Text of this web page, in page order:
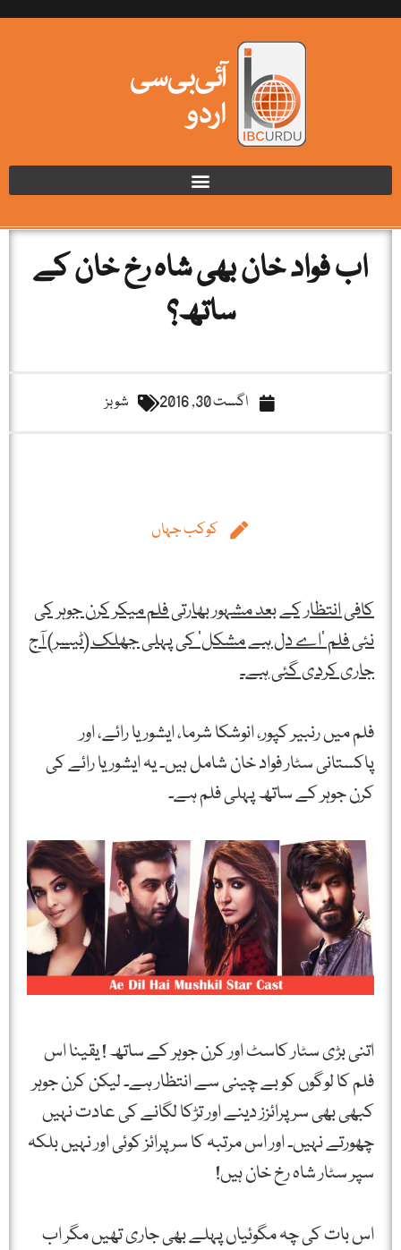
اب فواد خان بھی شاہ رخ خان کے
ساتھ؟
اگست 30, 2016 شوبز
کوکب جہاں
کافی انتظار کے بعد مشہور بھارتی فلم میکر کرن جوہر کی
نئی فلم ’اے دل ہے مشکل‘ کی پہلی جھلک (ٹیسر) آج
جاری کردی گئی ہے۔
فلم میں رنبیر کپور، انوشکا شرما، ایشوریا رائے، اور
پاکستانی سٹار فواد خان شامل ہیں۔ یہ ایشوریا رائے کی
کرن جوہر کے ساتھ پہلی فلم ہے۔
اتنی بڑی سٹار کاسٹ اور کرن جوہر کے ساتھ ! یقینا اس
فلم کا لوگوں کو بے چینی سے انتظار ہے۔ لیکن کرن جوہر
کبھی بھی سرپرائزز دینے اور تڑکا لگانے کی عادت نہیں
چھورتے نہیں۔ اور اس مرتبہ کا سرپرائز کوئی اور نہیں بلکہ
سپر سٹار شاہ رخ خان ہیں!
اس بات کی چہ مگوئیاں پہلے بھی جاری تھیں مگر اب